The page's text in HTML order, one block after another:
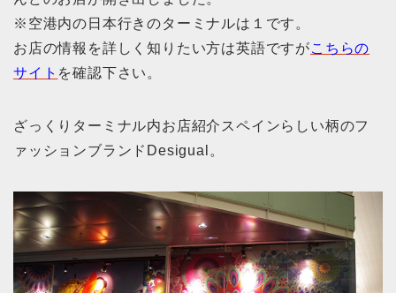
※空港内の日本行きのターミナルは１です。
お店の情報を詳しく知りたい方は英語ですがこちらの
サイト を確認下さい。
ざっくりターミナル内お店紹介スペインらしい柄のフ
ァッションブランドDesigual。